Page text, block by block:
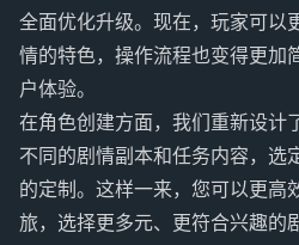
全面优化升级。现在，玩家可以
情的特色，操作流程也变得更加
户体验。
在角色创建方面，我们重新设计
不同的剧情副本和任务内容，选
的定制。这样一来，您可以更高
旅，选择更多元、更符合兴趣的